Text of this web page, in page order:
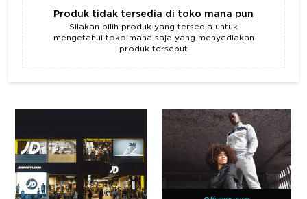
Produk tidak tersedia di toko mana pun
Silakan pilih produk yang tersedia untuk
mengetahui toko mana saja yang menyediakan
produk tersebut